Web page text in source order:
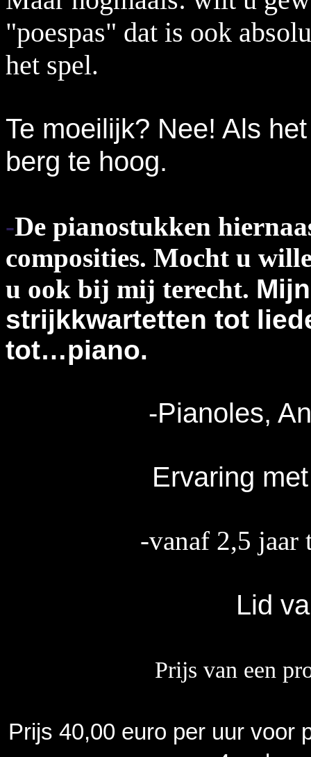
"poespas" dat is ook
het spel.
Te moeilijk? Nee! Als
berg te hoog.
-De pianostukken
composities. Mocht u
u ook bij mij terecht.
strijkkwartetten tot
tot…piano.
-Pianoles,
Ervaring
-vanaf 2,5 jaar
Lid
Prijs van een
Prijs 40,00 euro per uur voor